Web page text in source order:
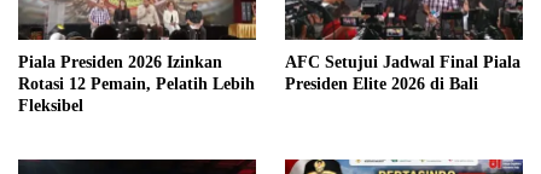
Piala Presiden 2026 Izinkan
Rotasi 12 Pemain, Pelatih Lebih
Fleksibel
AFC Setujui Jadwal Final Piala
Presiden Elite 2026 di Bali